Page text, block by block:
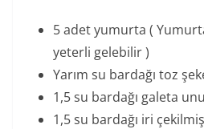
5 adet yumurta (
yeterli gelebilir )
Yarım su bardağı toz
1,5 su bardağı galeta unu
1,5 su bardağı iri